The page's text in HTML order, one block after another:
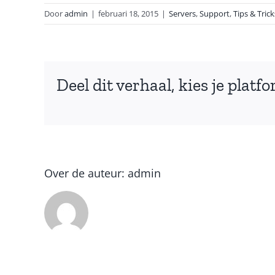
Dooradmin | februari 18, 2015 | Servers,Support,Tips &
Deel dit verhaal, kies je
Over de auteur: admin